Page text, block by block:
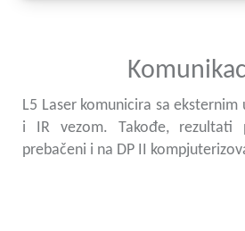
L5 Laser komunicira sa
i IR vezom. Takođe, rezultati
prebačeni i na DP II